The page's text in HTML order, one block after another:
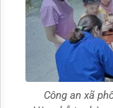
Công an xã